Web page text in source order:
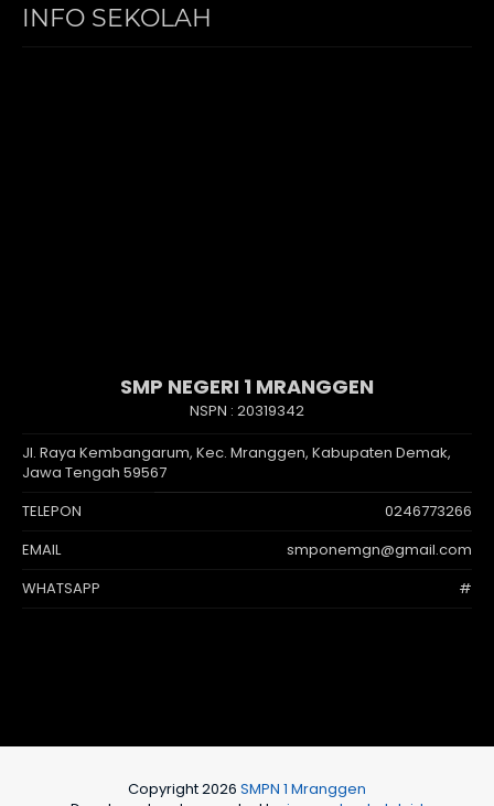
INFO SEKOLAH
SMP NEGERI 1 MRANGGEN
NSPN : 20319342
Jl. Raya Kembangarum, Kec. Mranggen, Kabupaten Demak,
Jawa Tengah 59567
TELEPON
0246773266
EMAIL
smponemgn@gmail.com
WHATSAPP
#
Copyright 2026 SMPN 1 Mranggen